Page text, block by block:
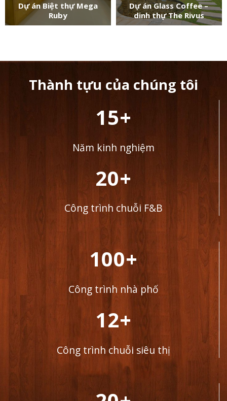
Dự án Biệt thự Mega
Ruby
Dự án Glass Coffee –
dinh thự The Rivus
Thành tựu của chúng tôi
15+
Năm kinh nghiệm
20+
Công trình chuỗi F&B
100+
Công trình nhà phố
12+
Công trình chuỗi siêu thị